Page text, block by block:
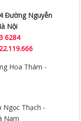
Đường Nguyễn
Nội
6284
Hoa Thám -
Ngọc Thạch -
Nam